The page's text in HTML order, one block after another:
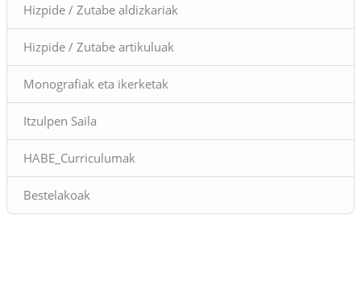
Hizpide / Zutabe aldizkariak
Hizpide / Zutabe artikuluak
Monografiak eta ikerketak
Itzulpen Saila
HABE_Curriculumak
Bestelakoak